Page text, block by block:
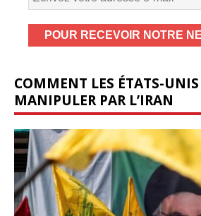
COMMENT LES ÉTATS-
MANIPULER PAR L’IRAN